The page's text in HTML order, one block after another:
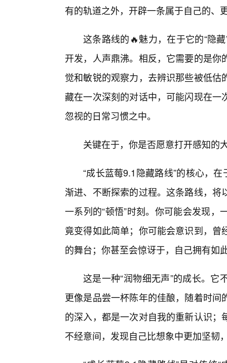
有的轨道之外，开辟一条属于自己的、
这条路线的🔥魅力，在于它的“隐
开发，人声鼎沸。相反，它需要的是
觉和敏锐的观察力，去辨识那些被低
藏在一次深刻的对话中，可能闪现在
忽视的日常习惯之中。
关键在于，你是否愿意打开感知的
“成长蓝莓9.1隐藏路线”的核心，
渐进、不断探索的过程。这条路线，
一系列的“顿悟”时刻。你可能会发现
竟变得如此简单；你可能会意识到，
的舞台；你甚至会惊讶于，自己拥有如
这是一种“润物细无声”的成长。
更像是品尝一杯陈年的佳酿，随着时
的深入，都是一次对自我的重新认识
不经意间，发现自己比想象中更加坚韧